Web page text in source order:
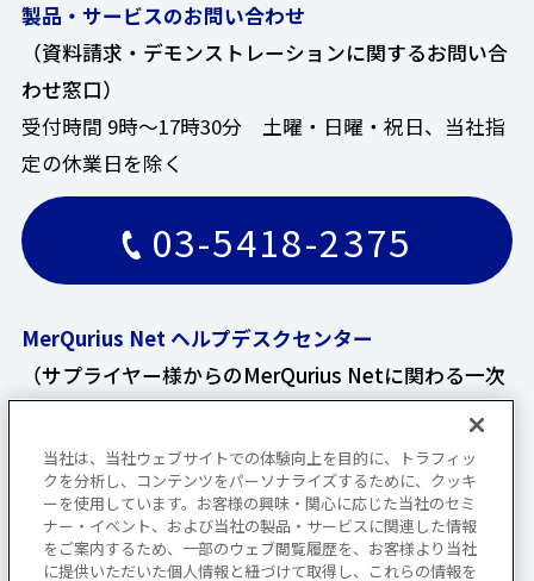
製品・サービスのお問い合わせ
（資料請求・デモンストレーションに関するお問い合
わせ窓口）
受付時間 9時～17時30分 土曜・日曜・祝日、当社指
定の休業日を除く
03-5418-2375
MerQurius Net ヘルプデスクセンター
（サプライヤー様からのMerQurius Netに関わる一次
受付時間 9時～17時 土曜・日曜・祝日、当社指定の
休業日を除く
0570-003-214
当社は、当社ウェブサイトでの体験向上を目的に、トラフィッ
クを分析し、コンテンツをパーソナライズするために、クッキ
ーを使用しています。お客様の興味・関心に応じた当社のセミ
ナー・イベント、および当社の製品・サービスに関連した情報
をご案内するため、一部のウェブ閲覧履歴を、お客様より当社
に提供いただいた個人情報と紐づけて取得し、これらの情報を